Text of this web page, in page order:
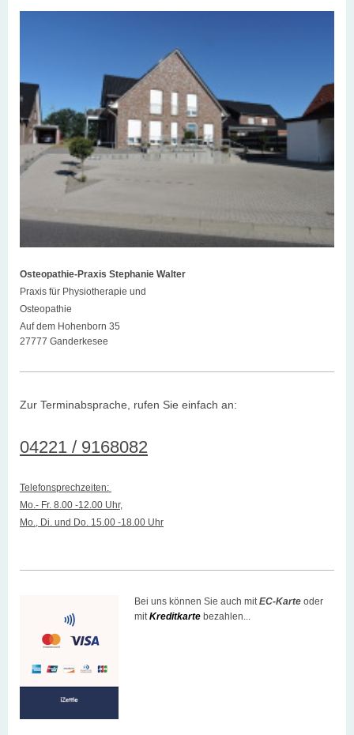
Osteopathie-Praxis Stephanie Walter
Praxis für Physiotherapie und
Osteopathie
Auf dem Hohenborn 35
27777 Ganderkesee
Zur Terminabsprache, rufen Sie einfach an:
04221 / 9168082
Telefonsprechzeiten:
Mo.- Fr. 8.00 -12.00 Uhr,
Mo., Di. und Do. 15.00 -18.00 Uhr
Bei uns können Sie auch mitEC-Karte oder
mitKreditkarte bezahlen...